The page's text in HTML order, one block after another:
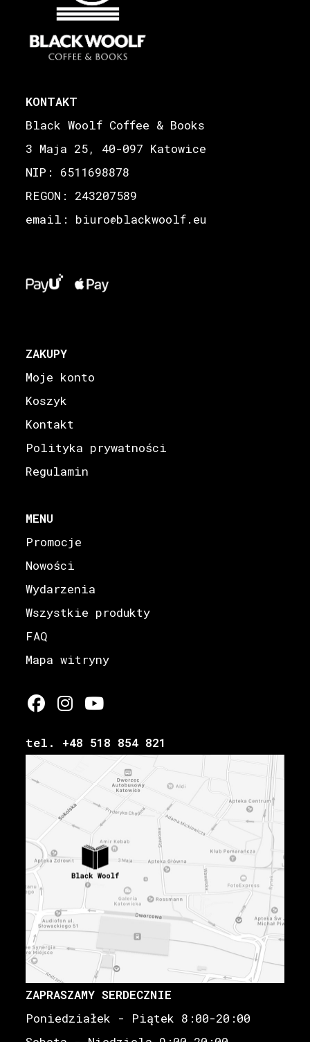
KONTAKT
Black Woolf Coffee & Books
3 Maja 25, 40-097 Katowice
NIP: 6511698878
REGON: 243207589
email: biuro@blackwoolf.eu
ZAKUPY
Moje konto
Koszyk
Kontakt
Polityka prywatności
Regulamin
MENU
Promocje
Nowości
Wydarzenia
Wszystkie produkty
FAQ
Mapa witryny
tel. +48 518 854 821
ZAPRASZAMY SERDECZNIE
Poniedziałek - Piątek 8:00-20:00